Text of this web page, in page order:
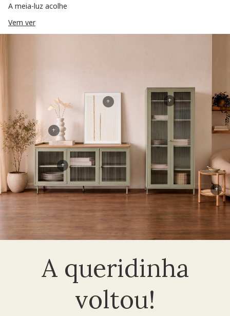
A meia-luz acolhe
Vem ver
A queridinha
voltou!
+
+
+
+
+